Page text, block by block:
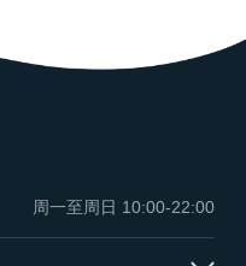
周一至周日 10:00-22:00